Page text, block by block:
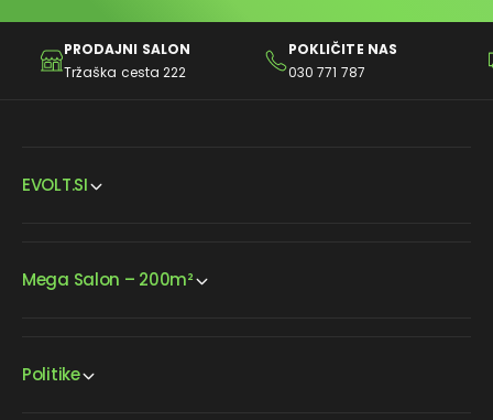
PRODAJNI SALON
Tržaška cesta 222
POKLIČITE NAS
030 771 787
EVOLT.SI
Mega Salon – 200m²
Politike